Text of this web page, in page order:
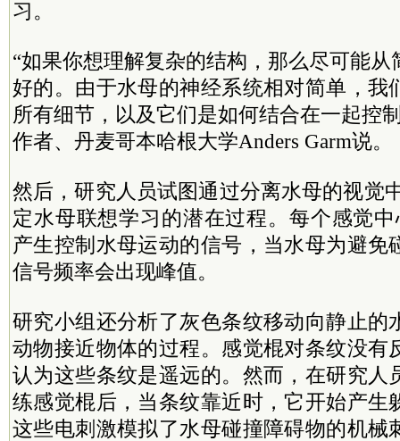
习。
“如果你想理解复杂的结构，那么尽可能
好的。由于水母的神经系统相对简单，我
所有细节，以及它们是如何结合在一起控
作者、丹麦哥本哈根大学Anders Garm说。
然后，研究人员试图通过分离水母的视觉
定水母联想学习的潜在过程。每个感觉
产生控制水母运动的信号，当水母为避免
信号频率会出现峰值。
研究小组还分析了灰色条纹移动向静止的
动物接近物体的过程。感觉棍对条纹没有
认为这些条纹是遥远的。然而，在研究人
练感觉棍后，当条纹靠近时，它开始产生
这些电刺激模拟了水母碰撞障碍物的机械